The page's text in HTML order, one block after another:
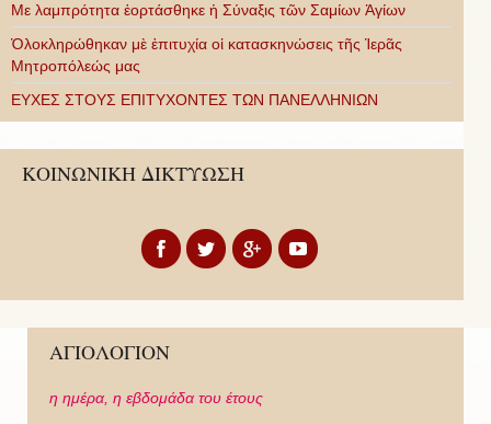
Με λαμπρότητα ἑορτάσθηκε ἡ Σύναξις τῶν Σαμίων Ἁγίων
Ὁλοκληρώθηκαν μὲ ἐπιτυχία οἱ κατασκηνώσεις τῆς Ἱερᾶς
Μητροπόλεώς μας
ΕΥΧΕΣ ΣΤΟΥΣ ΕΠΙΤΥΧΟΝΤΕΣ ΤΩΝ ΠΑΝΕΛΛΗΝΙΩΝ
ΚΟΙΝΩΝΙΚΗ ΔΙΚΤΥΩΣΗ
ΑΓΙΟΛΟΓΙΟΝ
η ημέρα, η εβδομάδα του έτους